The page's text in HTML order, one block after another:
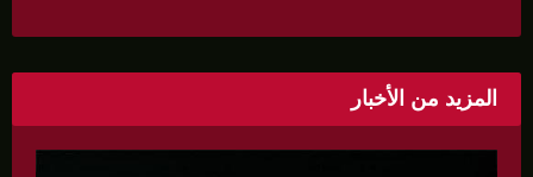
بروشورات توعوية على سيدات الحي.
المزيد من الأخبار